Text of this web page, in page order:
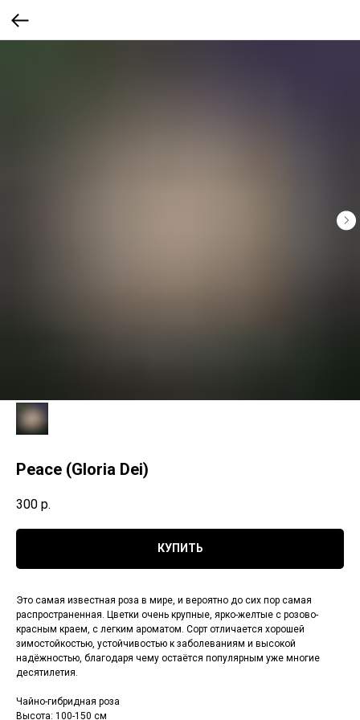
Peace (Gloria Dei)
300 р.
КУПИТЬ
Это самая известная роза в мире, и вероятно до сих пор самая
распространенная. Цветки очень крупные, ярко-желтые с розово-
красным краем, с легким ароматом. Сорт отличается хорошей
зимостойкостью, устойчивостью к заболеваниям и высокой
надёжностью, благодаря чему остаётся популярным уже многие
десятилетия.
Чайно-гибридная роза
Высота: 100-150 см